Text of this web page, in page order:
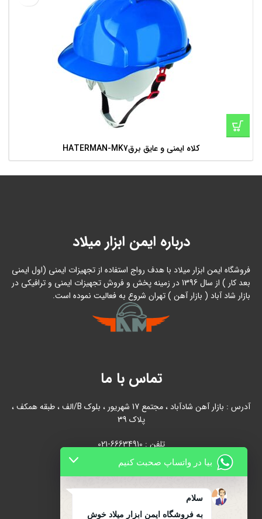
کلاه ایمنی و عایق برقHATERMAN-MK7
درباره ایمن ابزار میلاد
فروشگاه ایمن ابزار میلاد با هدف رواج استفاده از تجهیزات ایمنی (اول ایمنی
بعد کار ) از سال 1396 در زمینه پخش و فروش تجهیزات ایمنی و ترافیکی در
بازار شاد آباد ( بازار آهن ) تهران شروع به فعالیت نموده است.
تماس با ما
آدرس : بازار آهن شادآباد ، مجتمع 17 شهریور ، بلوک B/الف ، طبقه همکف ،
پلاک 39
تلفن : 66634910-021
021-66631684
بیا در واتساپ صحبت کنیم
سلام
به فروشگاه ایمن ابزار میلاد خوش